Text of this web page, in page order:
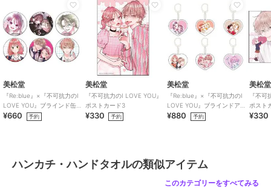
ネイビー、ブルー、アイボリー
サイズ 約47×47cm
素材
綿100％
商品のお取り扱い方法
洗濯機
原産国 日本
美松堂
『Re:blue』×『不可抗力のI
LOVE YOU』ブラインド缶バ
ッジ（全6種）
¥660 予約
美松堂
『不可抗力のI LOVE YOU』
ポストカード3
¥330 予約
美松堂
『Re:blue』×『不可抗力のI
LOVE YOU』ブラインドアク
リルキーホルダー（全6種）
¥880 予約
美松堂
『不
ポスト
¥330
ハンカチ・ハンドタオルの類似アイテム
このカテゴリーをすべてみる